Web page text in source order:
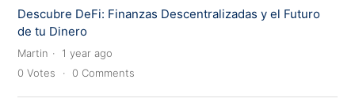
Descubre DeFi: Finanzas Descentralizadas y el Futuro
de tu Dinero
Martin
1 year ago
0 Votes 0 Comments